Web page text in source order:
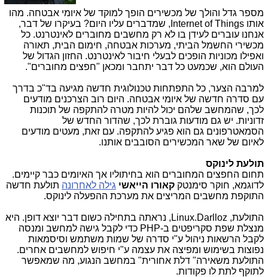
מספר גדל והולך של מכשירים הופך למוקד של איומי אבטחה. מהו
אותו ,Internet of Things שמדברים עליו היום? בעיקרו של דבר,
אנחנו עוברים לעידן בו לא רק מחשבים מחוברים לאינטרנט. כל
מכשירי החשמל הביתי, מערכות אבטחה, חימום הבית, תאורה
ואפילו מכוניות הופכים לבעלי חיבור לאינטרנט. החזון הגדול של
העולם הוא, שכמעט כל דבר יתחבר ומכאן "חפצים מחוברים".
למרבה הצער, כל התפתחות טכנולוגית חדשה מגיעה בד"כ בדרך
עם סדרה חדשה של איומי אבטחה. היום רוב הצרכנים מודעים
לכך, שהמחשב שלהם יכול להיות מטרה להתקפה של תוכנות
זדוניות. יש גם מודעות גוברת לכך, שהדור החדש של
הסמאטרפונים גם הוא פגיע להתקפה. עם זאת, מעטים מודעים
לאיום של שאר המכשירים הסובבים אותנו.
תולעת לינוקס
תחום החפצים המחוברים הוא בחיתוליו אך האיומים כבר קיימים.
לדוגמא, חוקר סימנטק קאורו הייאשי גילה לאחרונהתולעת חדשה
התוקפת מחשבים המריצים את מערכת ההפעלה לינוקס.
התולעת, Linux.Darlloz , נראתה בתחילה כשום דבר יוצא דופן. היא
מנצלת שפת סקריפטים ב-PHPכדי לקבל גישה למחשב ומנסה
לקבל הרשאות ניהול ע"י סדרה של שמות משתמש וסיסמאות
נפוצות בשימוש ומפיצה את עצמה ע"י חיפוש למחשבים אחרים.
התולעת משאירה" דלת אחורית" במחשב הנגוע, מה שמאפשר
לתוקף לתת לו פקודות.